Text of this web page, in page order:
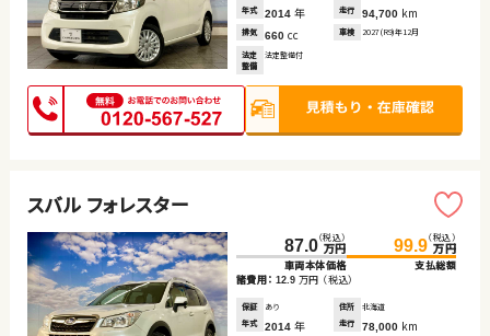
年式
2014 年 走行 94,700 km
排気 660 cc 車検 2027(R9)年12月
法定
整備
法定整備付
スバル フォレスター
87.0（税込）
万円
車両本体価格
99.9（税込）
万円
支払総額
諸費用： 12.9 万円 （税込）
保証 あり 住所
北海道
年式
2014 年 走行 78,000 km